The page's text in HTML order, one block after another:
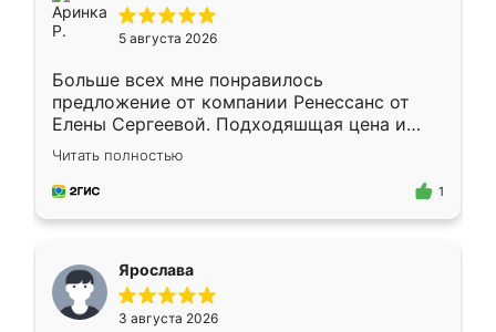
5 августа 2026
Больше всех мне понравилось
предложение от компании Ренессанс от
Елены Сергеевой. Подходяшщая цена и
короткие сроки изготовления. Приехавший
для замера сотрудник Владислав
предложил по моему эскизу самый
Читать полностью
1
Ярослава
3 августа 2026